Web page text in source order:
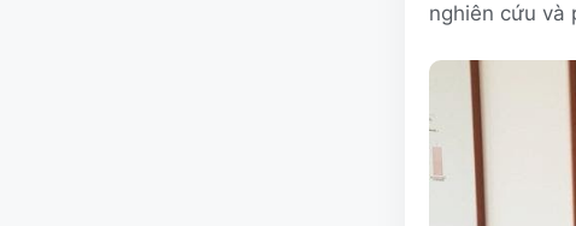
nghiên cứu và